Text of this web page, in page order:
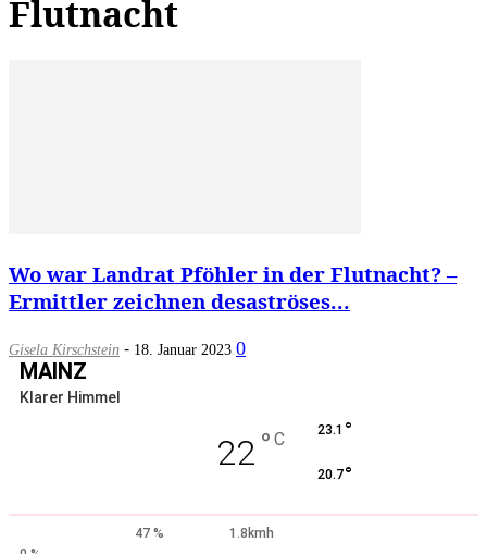
Flutnacht
Wo war Landrat Pföhler in der Flutnacht? –
Ermittler zeichnen desaströses...
Gisela Kirschstein - 18. Januar 2023 0
MAINZ
Klarer Himmel
22 ° C 23.1 °
20.7°
47 %
1.8kmh